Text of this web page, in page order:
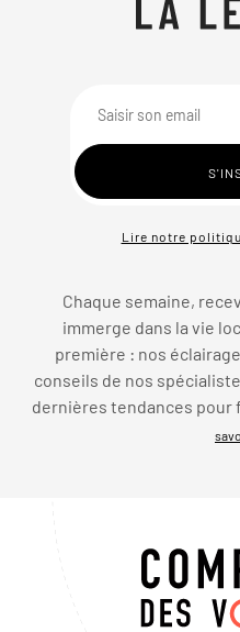
Lire notre
Chaque semaine,
immerge dans la vie
première : nos
conseils de nos
dernières tendances pour